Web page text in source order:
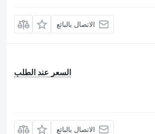
الاتصال بالبائع
السعر عند الطلب
الاتصال بالبائع